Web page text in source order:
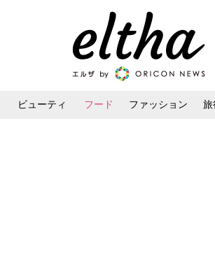
ビューティ フード ファッション 旅